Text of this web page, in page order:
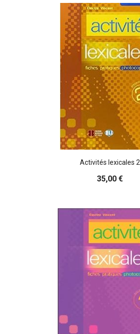
Activités lexicales 2
35,00 €